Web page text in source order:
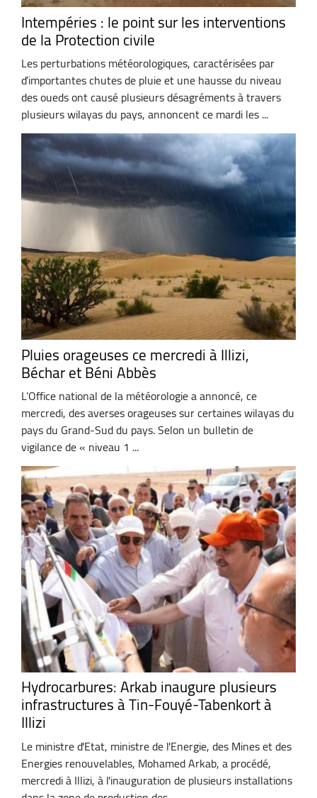
Intempéries : le point sur les interventions
de la Protection civile
Les perturbations météorologiques, caractérisées par
d’importantes chutes de pluie et une hausse du niveau
des oueds ont causé plusieurs désagréments à travers
plusieurs wilayas du pays, annoncent ce mardi les ...
Pluies orageuses ce mercredi à Illizi,
Béchar et Béni Abbès
L’Office national de la météorologie a annoncé, ce
mercredi, des averses orageuses sur certaines wilayas du
pays du Grand-Sud du pays. Selon un bulletin de
vigilance de « niveau 1 ...
Hydrocarbures: Arkab inaugure plusieurs
infrastructures à Tin-Fouyé-Tabenkort à
Illizi
Le ministre d'Etat, ministre de l'Energie, des Mines et des
Energies renouvelables, Mohamed Arkab, a procédé,
mercredi à Illizi, à l'inauguration de plusieurs installations